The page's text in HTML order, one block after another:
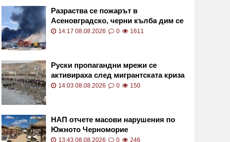
Разраства се пожарът в
Асеновградско, черни кълба дим се
носят в небето СНИМКИ
14:17 08.08.2026 0 1611
Руски пропагандни мрежи се
активираха след мигрантската криза
в Сеута
14:03 08.08.2026 0 150
НАП отчете масови нарушения по
Южното Черноморие
13:43 08.08.2026 0 246